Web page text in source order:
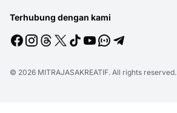
Terhubung dengan kami
© 2026 MITRAJASAKREATIF. All rights reserved.